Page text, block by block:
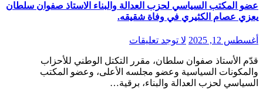
عضو المكتب السياسي لحزب العدالة والبناء الاستاذ صفوان سلطان
يعزي عصام الكثيري في وفاة شقيقه.
أغسطس 12, 2025 لا توجد تعليقات
قدّم الأستاذ صفوان سلطان، مقرر التكتل الوطني للأحزاب
والمكونات السياسية وعضو مجلسه الأعلى، وعضو المكتب
السياسي لحزب العدالة والبناء، برقية…